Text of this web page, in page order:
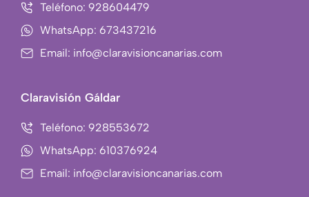
m
-
Teléfono: 928604479
WhatsApp: 673437216
Email: info@claravisioncanarias.com
Claravisión Gáldar
Teléfono: 928553672
WhatsApp: 610376924
Email: info@claravisioncanarias.com